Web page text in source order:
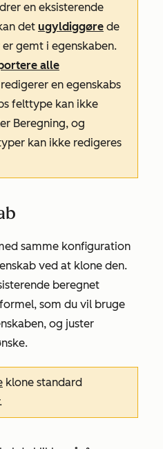
en eksisterende
det ugyldiggøre de
gemt i egenskaben.
alle
en egenskabs
felttype kan ikke
Beregning, og
kan ikke redigeres
samme konfiguration
ved at klone den.
beregnet
som du vil bruge
og juster
klone standard